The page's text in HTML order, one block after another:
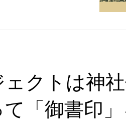
クトは神
「御書印